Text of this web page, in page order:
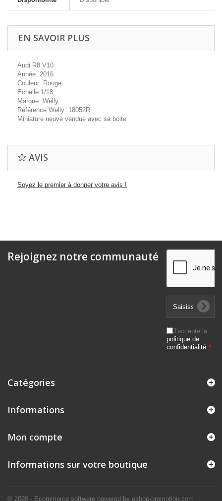
EN SAVOIR PLUS
Audi R8 V10
Année: 2016
Couleur: Rouge
Echelle 1/18
Marque: Welly
Référence Welly: 18052R
Miniature neuve vendue avec sa boite
AVIS
Soyez le premier à donner votre avis !
Rejoignez notre communauté
J'accepte la
politique de
confidentialité *
Catégories
Informations
© 2026 - Ecommerce software powered by eshop-promotion.com
Mon compte
Informations sur votre boutique